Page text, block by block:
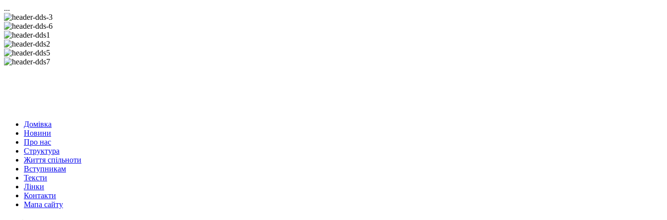
...
Домівка
Новини
Про нас
Структура
Життя спільноти
Вступникам
Тексти
Лінки
Контакти
Мапа сайту